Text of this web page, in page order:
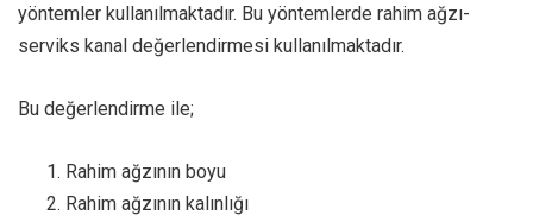
yöntemler kullanılmaktadır. Bu yöntemlerde rahim ağzı-
serviks kanal değerlendirmesi kullanılmaktadır.
Bu değerlendirme ile;
Rahim ağzının boyu
Rahim ağzının kalınlığı